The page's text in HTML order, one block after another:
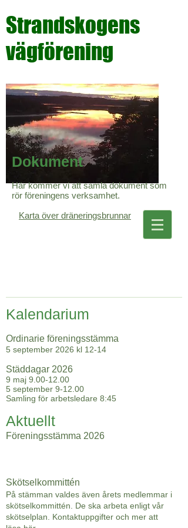
Strandskogens
vägförening
Dokument
Här kommer vi att samla dokument som
rör föreningens verksamhet.
Karta över dräneringsbrunnar
Kalendarium
Ordinarie föreningsstämma
5 september 2026 kl 12-14
Städdagar​ 2026
9 maj 9.00-12.00
5 september 9-12.00
Samling för arbetsledare 8:45
Aktuellt
Föreningsstämma 2026
Skötselkommittén
På stämman valdes även årets medlemmar i
skötselkommittén. De ska arbeta enligt vår
skötselplan. Kontaktuppgifter och mer att